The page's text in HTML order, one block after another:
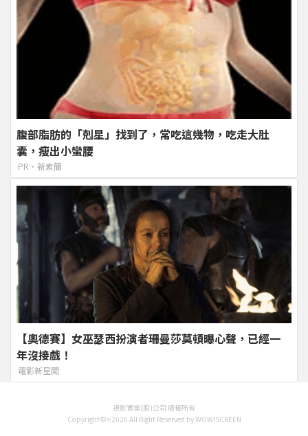
腹部脂肪的「剋星」找到了，常吃這幾物，吃走大肚
囊，瘦出小蠻腰
PR・新素簡
【奧德賽】女巫瑟西扮演者珊曼莎莫頓曝心聲，已經一
年沒接戲！
電影新星聞
視影實業(股)公司 版權所有
Copyright©>2026 All Right Reserved by WOW!SCREEN